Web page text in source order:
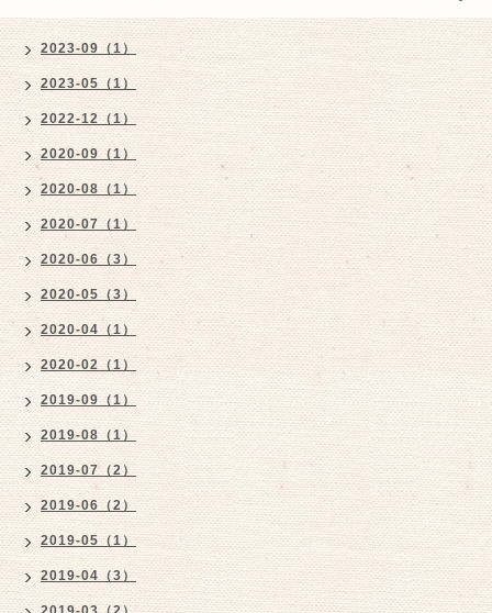
2023-09（1）
2023-05（1）
2022-12（1）
2020-09（1）
2020-08（1）
2020-07（1）
2020-06（3）
2020-05（3）
2020-04（1）
2020-02（1）
2019-09（1）
2019-08（1）
2019-07（2）
2019-06（2）
2019-05（1）
2019-04（3）